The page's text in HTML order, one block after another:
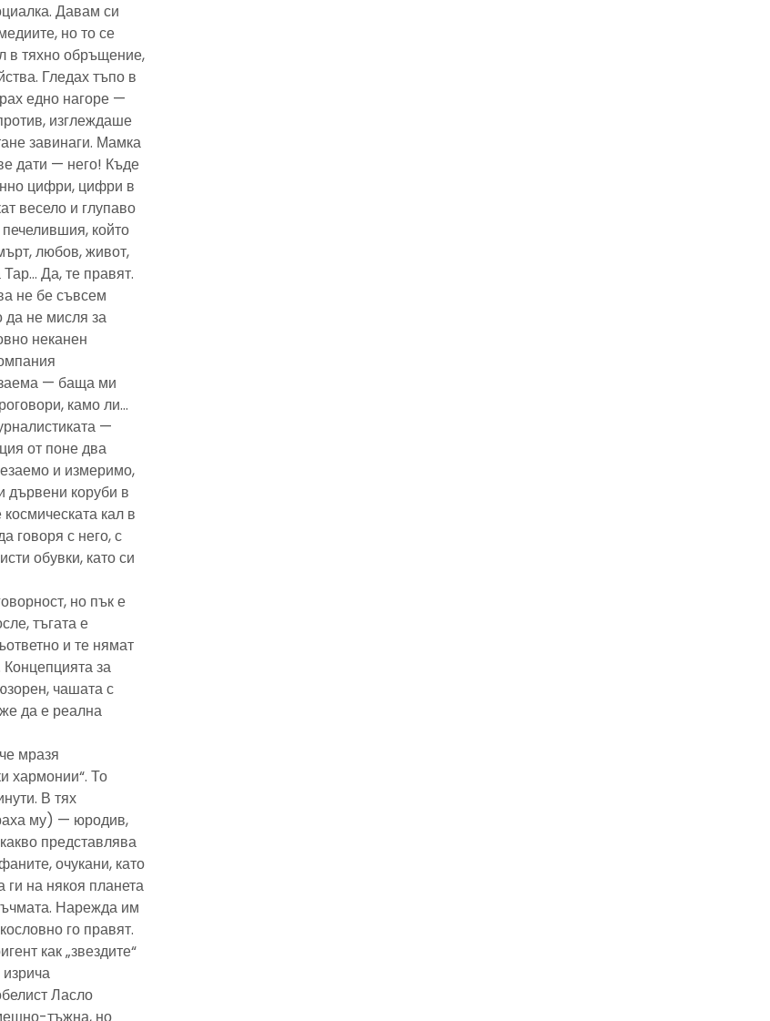
Давам си
но то се
в тяхно обръщение,
Гледах тъпо в
едно нагоре —
изглеждаше
завинаги. Мамка
дати — него! Къде
цифри, цифри в
весело и глупаво
който
любов, живот,
Да, те правят.
не бе съвсем
да не мисля за
неканен
— баща ми
камо ли…
—
от поне два
и измеримо,
дървени коруби в
кал в
говоря с него, с
обувки, като си
но пък е
тъгата е
и те нямат
за
чашата с
да е реална
мразя
хармонии“. То
В тях
му) — юродив,
представлява
очукани, като
на някоя планета
Нарежда им
го правят.
как „звездите“
Ласло